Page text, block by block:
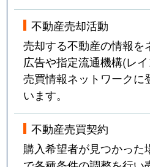
不動産売却活動
売却する不動産の情報を
広告や指定流通機構(レ
売買情報ネットワークに
います。
不動産売買契約
購入希望者が見つかった